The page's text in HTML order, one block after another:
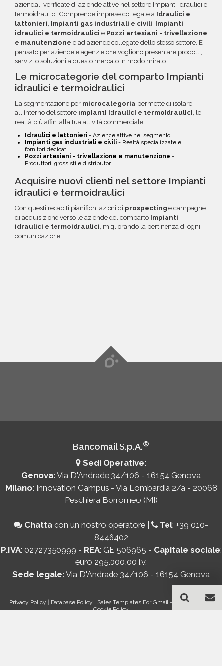
aziendali verificate di aziende attive nel settore Impianti idraulici e
termoidraulici. Comprende imprese collegate a Idraulici e
lattonieri, Impianti gas industriali e civili, Impianti
idraulici e termoidraulici e Pozzi artesiani - trivellazione
e manutenzione e ad aziende collegate dello stesso settore. È
pensato per aziende e agenzie che vogliono presentare prodotti,
servizi o soluzioni a questo mercato in modo mirato.
Le microcategorie del comparto Impianti
idraulici e termoidraulici
La segmentazione per microcategoria permette di isolare,
all'interno del settore Impianti idraulici e termoidraulici , le
realtà più affini alla tua attività commerciale.
Idraulici e lattonieri - Aziende attive nel segmento
Impianti gas industriali e civili - Realtà specializzate e
fornitori dedicati
Pozzi artesiani - trivellazione e manutenzione -
Produttori, grossisti e distributori
Acquisire nuovi clienti nel settore Impianti
idraulici e termoidraulici
Con questi recapiti pianifichi azioni di prospecting e campagne
di acquisizione verso le aziende del comparto Impianti
idraulici e termoidraulici, migliorando la pertinenza di ogni
comunicazione.
Bancomail S.p.A.®
Sedi Operative:
Genova: Via D'Andrade 34/106 - 16154 Genova
Milano: Innovation Campus - Via Lombardia 2/a - 20068
Peschiera Borromeo (MI)
Chatta con un nostro operatore | Tel: +39 010-
8446402
P.IVA: 02727350999 - REA: GE 506965 - Capitale sociale:
euro 295.000,00 i.v.
Sede legale:Via D'Andrade 34/106 - 16154 Genova
Privacy Policy | Database Policy | Sales Templates For Gmail - AddOn Policy|
Cookie Policy